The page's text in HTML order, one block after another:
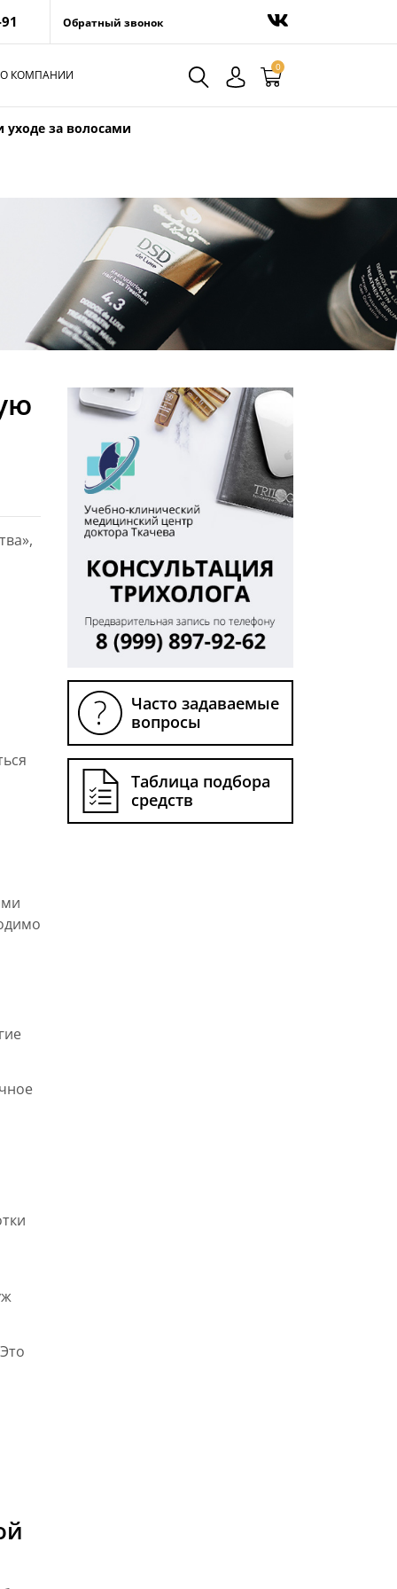
Обратный звонок
0
О КОМПАНИИ
уходе за волосами
Часто задаваемые
вопросы
Таблица подбора
средств